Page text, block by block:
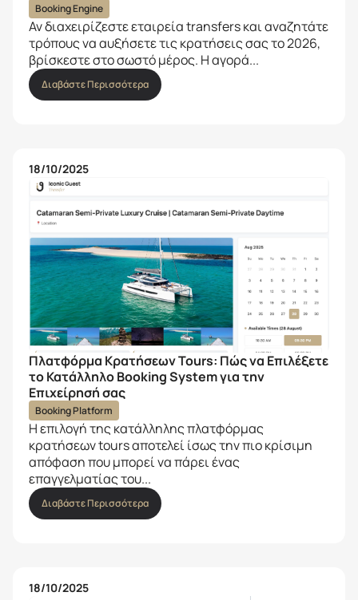
Booking Engine
Αν διαχειρίζεστε εταιρεία transfers και αναζητάτε
τρόπους να αυξήσετε τις κρατήσεις σας το 2026,
βρίσκεστε στο σωστό μέρος. Η αγορά...
Διαβάστε Περισσότερα
18/10/2025
Πλατφόρμα Κρατήσεων Tours: Πώς να Επιλέξετε
το Κατάλληλο Booking System για την
Επιχείρησή σας
Booking Platform
Η επιλογή της κατάλληλης πλατφόρμας
κρατήσεων tours αποτελεί ίσως την πιο κρίσιμη
απόφαση που μπορεί να πάρει ένας
επαγγελματίας του...
Διαβάστε Περισσότερα
18/10/2025